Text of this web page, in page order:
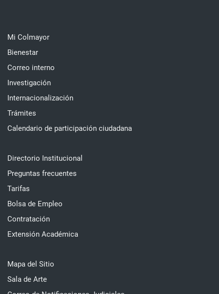
Mi Colmayor
Bienestar
Correo interno
Investigación
Internacionalización
Trámites
Calendario de participación ciudadana
Directorio Institucional
Preguntas frecuentes
Tarifas
Bolsa de Empleo
Contratación
Extensión Académica
Mapa del Sitio
Sala de Arte